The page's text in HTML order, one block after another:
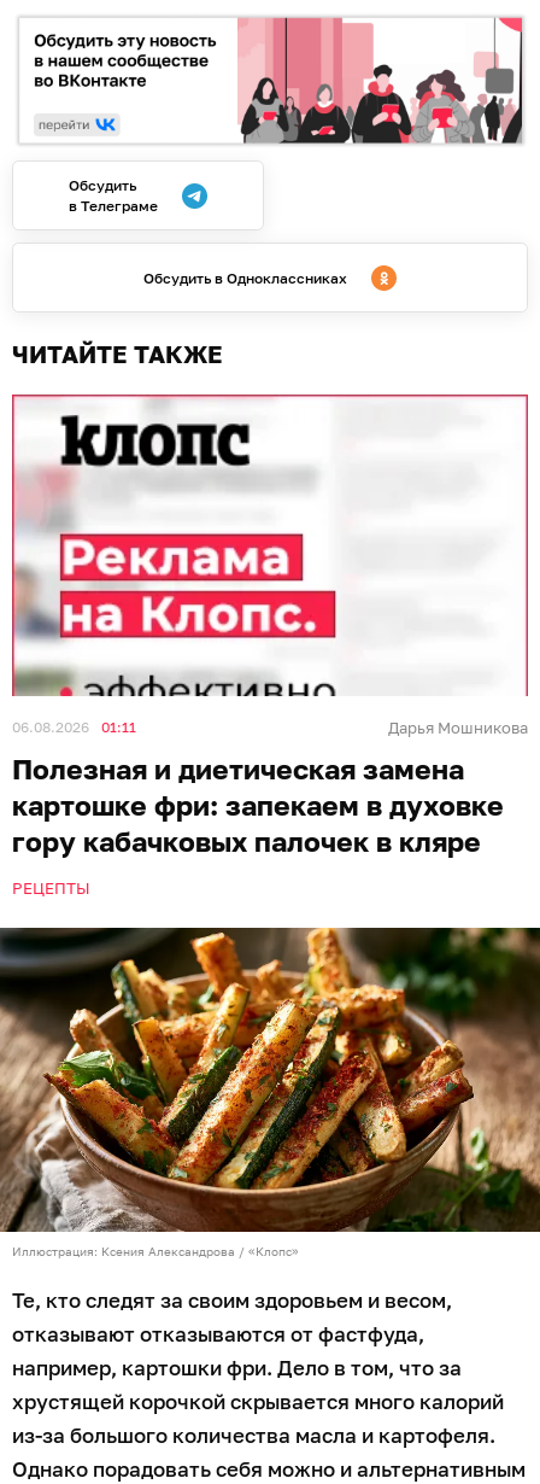
Обсудить
в Телеграме
Обсудить в Одноклассниках
ЧИТАЙТЕ ТАКЖЕ
06.08.2026 01:11 Дарья Мошникова
Полезная и диетическая замена
картошке фри: запекаем в духовке
гору кабачковых палочек в кляре
РЕЦЕПТЫ
Иллюстрация: Ксения Александрова / «Клопс»
Те, кто следят за своим здоровьем и весом,
отказывают отказываются от фастфуда,
например, картошки фри. Дело в том, что за
хрустящей корочкой скрывается много калорий
из-за большого количества масла и картофеля.
Однако порадовать себя можно и альтернативным